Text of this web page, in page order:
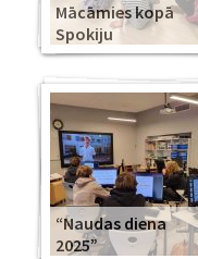
Mācāmies kopā
Spokiju
“Naudas diena
2025”